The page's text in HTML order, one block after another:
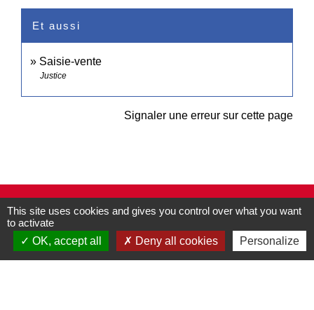
Et aussi
Saisie-vente
Justice
Signaler une erreur sur cette page
Contacts
2 rue des Rossignols
27130 Pullay - FRANCE
This site uses cookies and gives you control over what you want
to activate
OK, accept all
Deny all cookies Personalize